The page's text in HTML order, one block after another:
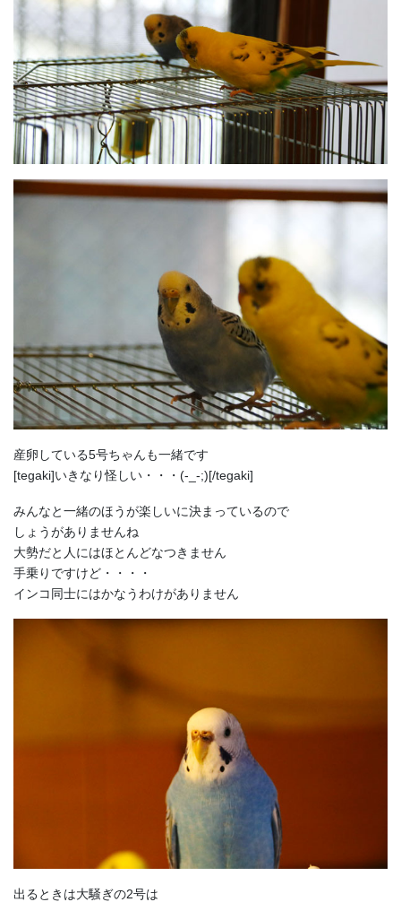
産卵している5号ちゃんも一緒です
[tegaki]いきなり怪しい・・・(-_-;)[/tegaki]
みんなと一緒のほうが楽しいに決まっているので
しょうがありませんね
大勢だと人にはほとんどなつきません
手乗りですけど・・・・
インコ同士にはかなうわけがありません
出るときは大騒ぎの2号は